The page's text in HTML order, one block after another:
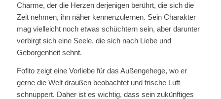
Charme, der die Herzen derjenigen berührt, die sich die
Zeit nehmen, ihn näher kennenzulernen. Sein Charakter
mag vielleicht noch etwas schüchtern sein, aber darunter
verbirgt sich eine Seele, die sich nach Liebe und
Geborgenheit sehnt.
Fofito zeigt eine Vorliebe für das Außengehege, wo er
gerne die Welt draußen beobachtet und frische Luft
schnuppert. Daher ist es wichtig, dass sein zukünftiges